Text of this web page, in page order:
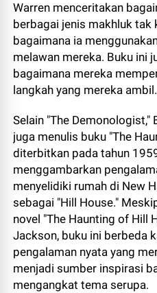
Warren menceritakan
berbagai jenis makhluk tak
bagaimana ia
melawan mereka. Buku ini
bagaimana mereka
langkah yang mereka ambil.
Selain "The Demonologist,"
juga menulis buku "The
diterbitkan pada tahun
menggambarkan
menyelidiki rumah di New
sebagai "Hill House."
novel "The Haunting of Hill
Jackson, buku ini berbeda
pengalaman nyata yang
menjadi sumber inspirasi
mengangkat tema serupa.